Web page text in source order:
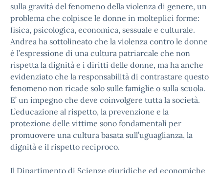
sulla gravità del fenomeno della violenza di genere, un
problema che colpisce le donne in molteplici forme:
fisica, psicologica, economica, sessuale e culturale.
Andrea ha sottolineato che la violenza contro le donne
è l’espressione di una cultura patriarcale che non
rispetta la dignità e i diritti delle donne, ma ha anche
evidenziato che la responsabilità di contrastare questo
fenomeno non ricade solo sulle famiglie o sulla scuola.
E’ un impegno che deve coinvolgere tutta la società.
L’educazione al rispetto, la prevenzione e la
protezione delle vittime sono fondamentali per
promuovere una cultura basata sull’uguaglianza, la
dignità e il rispetto reciproco.
Il Dipartimento di Scienze giuridiche ed economiche